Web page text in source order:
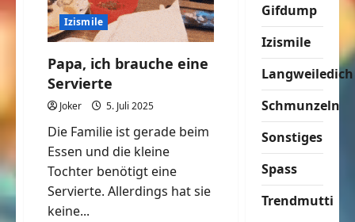
Izismile
Papa, ich brauche eine
Servierte
Joker 5. Juli 2025
Die Familie ist gerade beim
Essen und die kleine
Tochter benötigt eine
Servierte. Allerdings hat sie
keine...
Gifdump
Izismile
Langweiledich
Schmunzeln
Sonstiges
Spass
Trendmutti